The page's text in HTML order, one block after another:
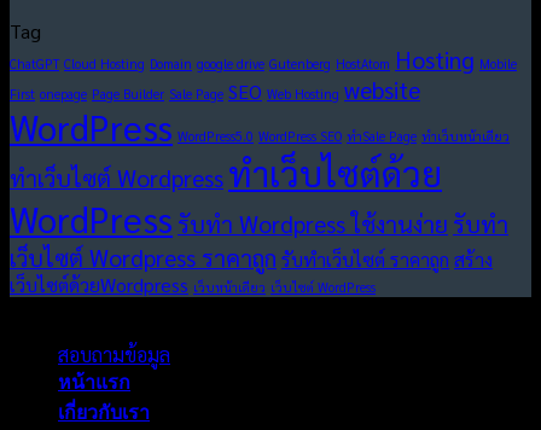
Tag
ChatGPT Cloud Hosting Domain google drive Gutenberg HostAtom Hosting Mobile
First onepage Page Builder Sale Page SEO Web Hosting website
WordPress WordPress5.0 WordPress SEO ทำSale Page ทำเว็บหน้าเดียว
ทำเว็บไซต์ Wordpress ทำเว็บไซต์ด้วย
WordPress รับทำ Wordpress ใช้งานง่าย รับทำ
เว็บไซต์ Wordpress ราคาถูก รับทำเว็บไซต์ ราคาถูก สร้าง
เว็บไซต์ด้วยWordpress เว็บหน้าเดียว เว็บไซต์ WordPress
สอบถามข้อมูล
หน้าแรก
เกี่ยวกับเรา